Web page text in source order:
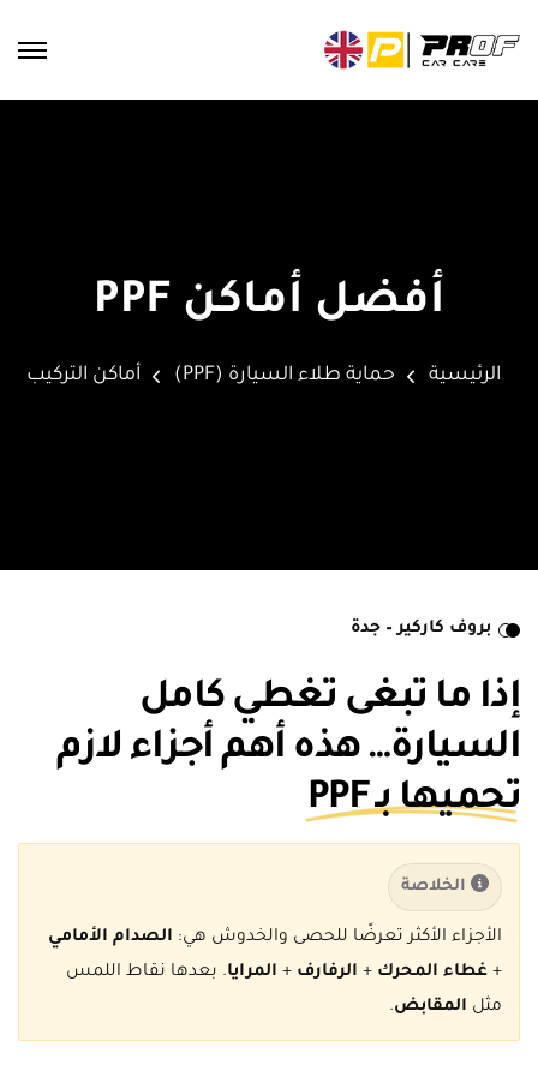
أفضل أماكن PPF
الرئيسية حماية طلاء السيارة (PPF) أماكن التركيب
بروف كاركير – جدة
إذا ما تبغى تغطي كامل
السيارة… هذه أهم أجزاء لازم
تحميها بـ PPF
الخلاصة
الأجزاء الأكثر تعرضًا للحصى والخدوش هي: الصدام الأمامي
+ غطاء المحرك + الرفارف + المرايا. بعدها نقاط اللمس
مثل المقابض.